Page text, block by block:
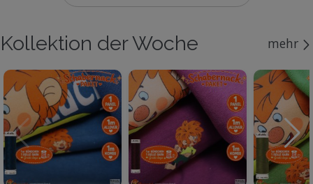
Kollektion der Woche mehr